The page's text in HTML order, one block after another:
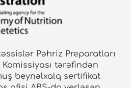
sağlam reseptlər
qida əlavələri və erqonik
var? Fitnes sahəsində əsas
əlavələrinin tərkibi. Məhsul
Ümumi xəbərdarlıqlar
Pəhriz Preparatları
tərəfindən
beynəlxalq sertifikat